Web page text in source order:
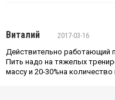
Виталий
2017-03-16
Действительно работающий
Пить надо на тяжелых
массу и 20-30%на